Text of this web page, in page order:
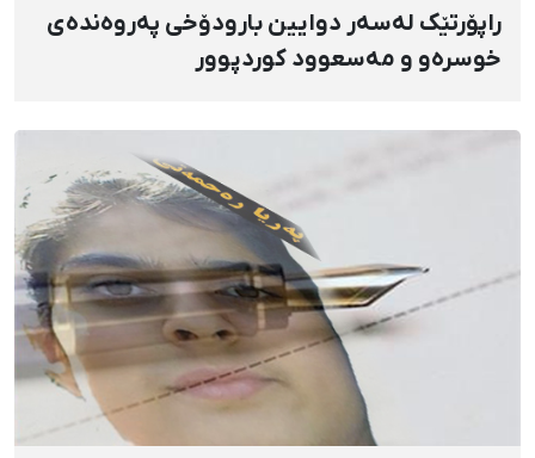
راپۆرتێک لەسەر دوایین بارودۆخی پەروەندەی
خوسرەو و مەسعوود کوردپوور